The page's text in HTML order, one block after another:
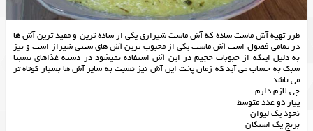
طرز تهیه آش ماست ساده که آش ماست شیرازی یکی از ساده ترین و مفید ترین آش ها
در تمامی فصول است آش ماست یکی از محبوب ترین آش های سنتی شیراز است و نیز
به دلیل اینکه از حبوبات حجیم در این آش استفاده نمیشود در دسته غذاهای نسبتا
سبک به حساب می آید که زمان پخت این آش نیز نسبت به سایر آش ها بسیار کوتاه تر
می باشد.
چی لازم دارم:
پیاز دو عدد متوسط
نخود یک لیوان
برنج یک استکان